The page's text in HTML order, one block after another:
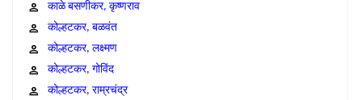
काळे बसणीकर, कृष्णराव
कोल्हटकर, बळवंत
कोल्हटकर, लक्ष्मण
कोल्हटकर, गोविंद
कोल्हटकर, राम्रचंद्र